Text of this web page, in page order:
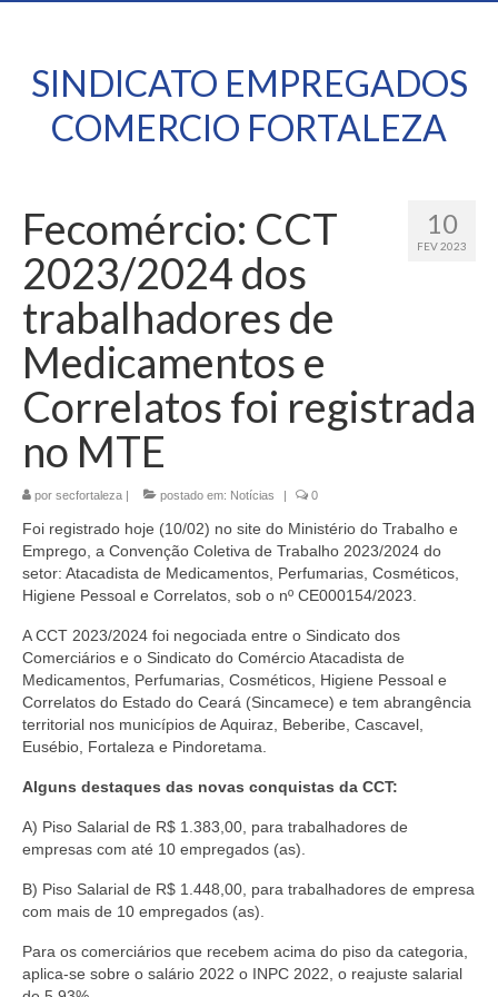
SINDICATO EMPREGADOS
COMERCIO FORTALEZA
10
FEV 2023
Fecomércio: CCT
2023/2024 dos
trabalhadores de
Medicamentos e
Correlatos foi registrada
no MTE
por secfortaleza | postado em: Notícias | 0
Foi registrado hoje (10/02) no site do Ministério do Trabalho e
Emprego, a Convenção Coletiva de Trabalho 2023/2024 do
setor: Atacadista de Medicamentos, Perfumarias, Cosméticos,
Higiene Pessoal e Correlatos, sob o nº CE000154/2023.
A CCT 2023/2024 foi negociada entre o Sindicato dos
Comerciários e o Sindicato do Comércio Atacadista de
Medicamentos, Perfumarias, Cosméticos, Higiene Pessoal e
Correlatos do Estado do Ceará (Sincamece) e tem abrangência
territorial nos municípios de Aquiraz, Beberibe, Cascavel,
Eusébio, Fortaleza e Pindoretama.
Alguns destaques das novas conquistas da CCT:
A) Piso Salarial de R$ 1.383,00, para trabalhadores de
empresas com até 10 empregados (as).
B) Piso Salarial de R$ 1.448,00, para trabalhadores de empresa
com mais de 10 empregados (as).
Para os comerciários que recebem acima do piso da categoria,
aplica-se sobre o salário 2022 o INPC 2022, o reajuste salarial